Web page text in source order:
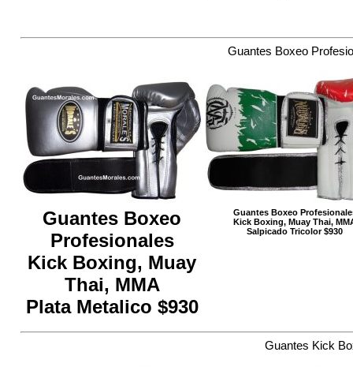
Guantes Boxeo
Guantes Boxeo
Profesionales
Kick Boxing, Muay
Thai, MMA
Plata Metalico $930
Guantes Boxeo
Kick Boxing, Muay Thai,
Salpicado Tricolor $930
Guantes Kick